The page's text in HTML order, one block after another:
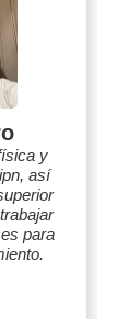
y
así
para